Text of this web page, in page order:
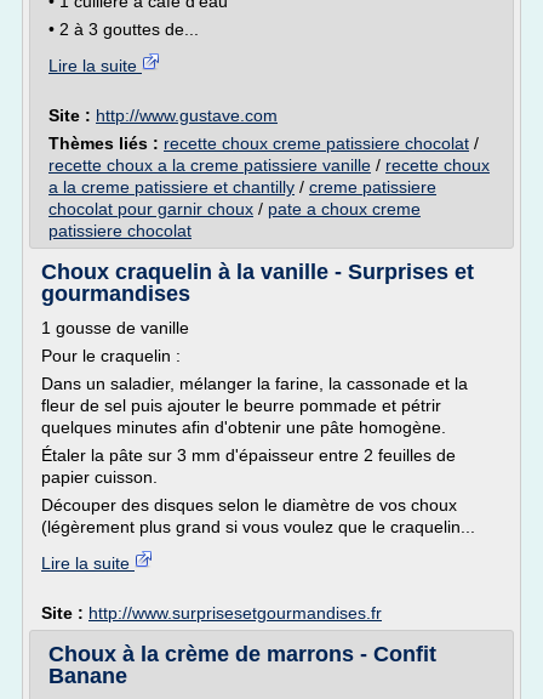
• 2 à 3 gouttes de...
Lire la suite
Site : http://www.gustave.com
Thèmes liés : recette choux creme patissiere chocolat /
recette choux a la creme patissiere vanille / recette choux
a la creme patissiere et chantilly / creme patissiere
chocolat pour garnir choux / pate a choux creme
patissiere chocolat
Choux craquelin à la vanille - Surprises et
gourmandises
1 gousse de vanille
Pour le craquelin :
Dans un saladier, mélanger la farine, la cassonade et la
fleur de sel puis ajouter le beurre pommade et pétrir
quelques minutes afin d'obtenir une pâte homogène.
Étaler la pâte sur 3 mm d'épaisseur entre 2 feuilles de
papier cuisson.
Découper des disques selon le diamètre de vos choux
(légèrement plus grand si vous voulez que le craquelin...
Lire la suite
Site : http://www.surprisesetgourmandises.fr
Choux à la crème de marrons - Confit
Banane